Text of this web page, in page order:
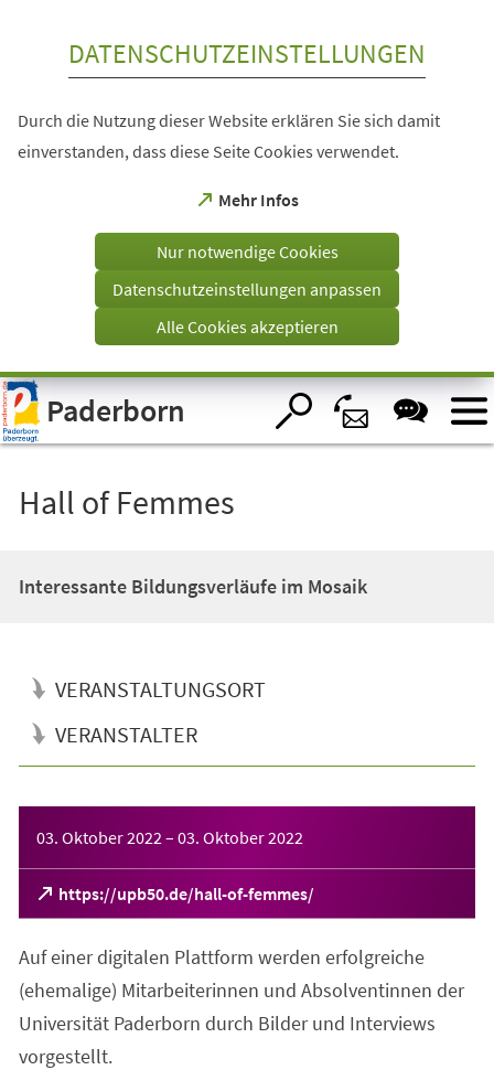
Visuelle
Assistenzsoftware
öffnen.
DATENSCHUTZEINSTELLUNGEN
Durch die Nutzung dieser Website erklären Sie sich damit
einverstanden, dass diese Seite Cookies verwendet.
Mehr Infos
(Öffnet
einem
Tab)
Nur notwendige Cookies
Datenschutzeinstellungen anpassen
Alle Cookies akzeptieren
Paderborn
Hall of Femmes
Interessante Bildungsverläufe im Mosaik
VERANSTALTUNGSORT
VERANSTALTER
03. Oktober 2022 – 03. Oktober 2022
https://upb50.de/hall-of-femmes/
(Öffnet
in
neuen
Tab)
Auf einer digitalen Plattform werden erfolgreiche
(ehemalige) Mitarbeiterinnen und Absolventinnen der
Universität Paderborn durch Bilder und Interviews
vorgestellt.